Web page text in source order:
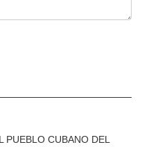
PUEBLO CUBANO DEL